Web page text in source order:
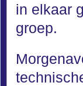
in elkaar
groep.